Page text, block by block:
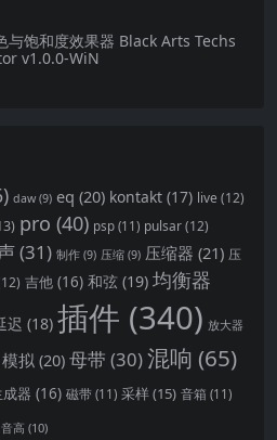
与饱和度效果器 Black Arts Techs
v1.0.0-WiN
daw (9) eq (20) kontakt (17) live (12)
pro (40) psp (11) pulsar(12)
(31) 制作 (9) 压缩 (9) 压缩器 (21) 压
吉他 (16) 和弦 (19) 均衡器
迟 (18) 插件 (340) 放大器
模拟 (20) 母带 (30)混响 (65)
器 (16) 磁带 (11) 采样(15) 音箱 (11)
音高 (10)